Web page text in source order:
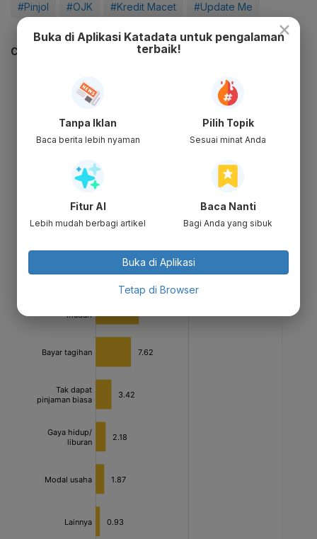
#Pinjol #OJK #Kredit Macet #Update Me
CEK JUGA DATA INI
×
Buka di Aplikasi Katadata untuk pengalaman
terbaik!
Tanpa Iklan
Baca berita lebih nyaman
Pilih Topik
Sesuai minat Anda
Fitur AI
Lebih mudah berbagi artikel
Baca Nanti
Bagi Anda yang sibuk
Buka di Aplikasi
Tetap di Browser